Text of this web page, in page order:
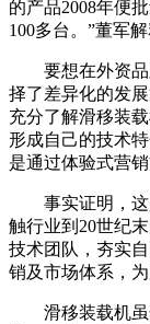
的产品2008年便
100多台。”董军解
要想在外资品
择了差异化的发
充分了解滑移装
形成自己的技术
是通过体验式营
事实证明，这
触行业到20世纪
技术团队，夯实
销及市场体系，
滑移装载机虽